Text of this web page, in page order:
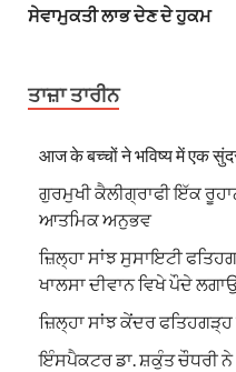
ਸੇਵਾਮੁਕਤੀ ਲਾਭ ਦੇਣ ਦੇ ਹੁਕਮ
ਤਾਜ਼ਾ ਤਾਰੀਨ
आज के बच्चों ने भविष्य में एक
ਗੁਰਮੁਖੀ ਕੈਲੀਗ੍ਰਾਫੀ ਇੱਕ
ਆਤਮਿਕ ਅਨੁਭਵ
ਜ਼ਿਲ੍ਹਾ ਸਾਂਝ ਸੁਸਾਇਟੀ
ਖਾਲਸਾ ਦੀਵਾਨ ਵਿਖੇ ਪੌਦੇ
ਜ਼ਿਲ੍ਹਾ ਸਾਂਝ ਕੇਂਦਰ
ਇੰਸਪੈਕਟਰ ਡਾ. ਸ਼ਕੁੰਤ ਚੌਧਰੀ